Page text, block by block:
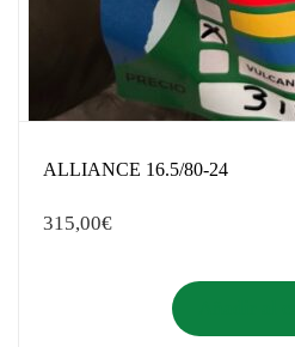
ALLIANCE 16.5/80-24
315,00€